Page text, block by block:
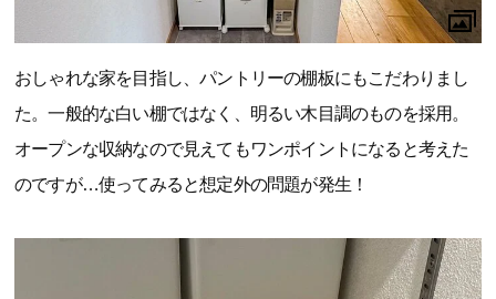
おしゃれな家を目指し、パントリーの棚板にもこだわりまし
た。一般的な白い棚ではなく、明るい木目調のものを採用。
オープンな収納なので見えてもワンポイントになると考えた
のですが…使ってみると想定外の問題が発生！